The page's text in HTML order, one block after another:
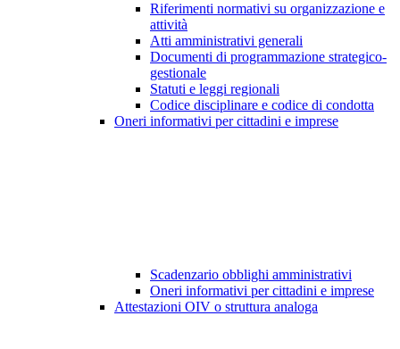
Riferimenti normativi su organizzazione e
attività
Atti amministrativi generali
Documenti di programmazione strategico-
gestionale
Statuti e leggi regionali
Codice disciplinare e codice di condotta
Oneri informativi per cittadini e imprese
Scadenzario obblighi amministrativi
Oneri informativi per cittadini e imprese
Attestazioni OIV o struttura analoga